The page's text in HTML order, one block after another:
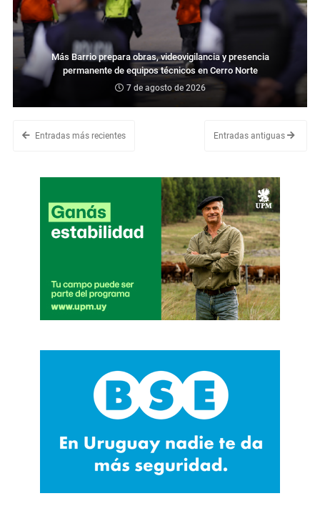
Más Barrio prepara obras, videovigilancia y presencia
permanente de equipos técnicos en Cerro Norte
7 de agosto de 2026
Entradas más recientes Entradas antiguas